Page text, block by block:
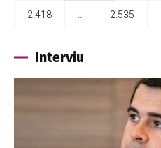
2.418 … 2.535
Interviu